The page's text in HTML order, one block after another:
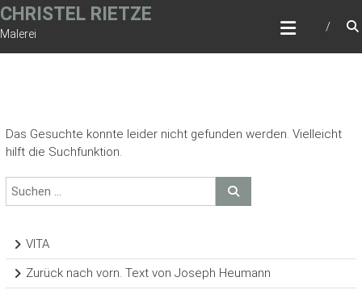
Zum
Inhalt
CHRISTEL RIETZE
Malerei
Das Gesuchte konnte leider nicht gefunden werden. Vielleicht
hilft die Suchfunktion.
VITA
Zurück nach vorn. Text von Joseph Heumann